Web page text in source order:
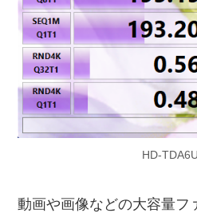
HD-
動画や画像などの大容量フ